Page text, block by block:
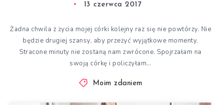
13 czerwca 2017
Żadna chwila z życia mojej córki kolejny raz się nie powtórzy. Nie
będzie drugiej szansy, aby przeżyć wyjątkowe momenty.
Stracone minuty nie zostaną nam zwrócone. Spojrzałam na
swoją córkę i policzyłam…
Moim zdaniem